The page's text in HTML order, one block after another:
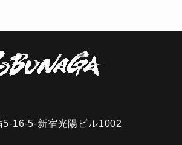
5-16-5-新宿光陽ビル1002